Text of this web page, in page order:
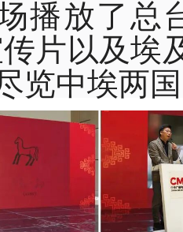
播放了总
传片以及
览中埃两